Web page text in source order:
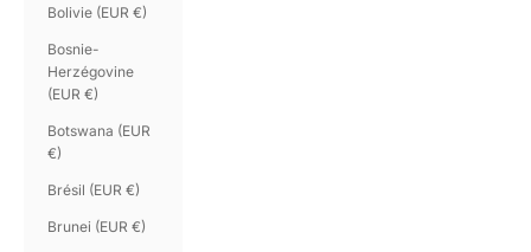
Bolivie (EUR €)
Bosnie-
Herzégovine
(EUR €)
Botswana (EUR
€)
Brésil (EUR €)
Brunei (EUR €)